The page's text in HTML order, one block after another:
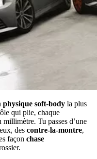
physique soft-body la plus
qui plie, chaque
Tu passes d’une
des contre-la-montre,
façon chase